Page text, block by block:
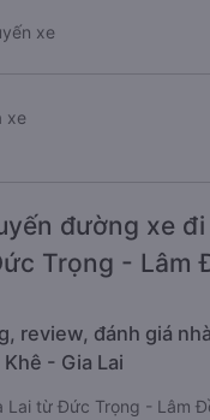
xe
xe
đường xe
Trọng - Lâm
review, đánh giá
- Gia Lai
Lai từ Đức Trọng - Lâm